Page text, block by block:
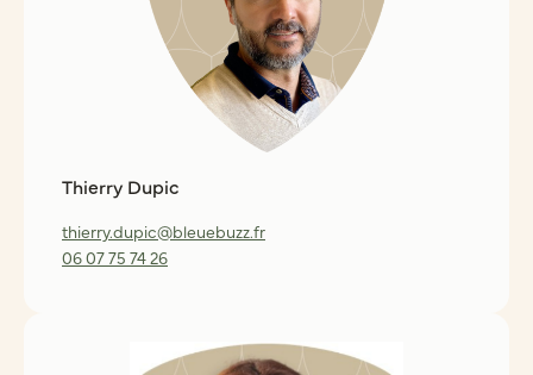
Thierry Dupic
thierry.dupic@bleuebuzz.fr
06 07 75 74 26